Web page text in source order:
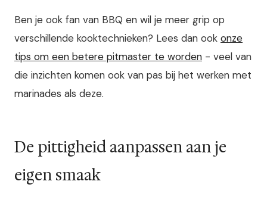
Ben je ook fan van BBQ en wil je meer grip op
verschillende kooktechnieken? Lees dan ook onze
tips om een betere pitmaster te worden - veel van
die inzichten komen ook van pas bij het werken met
marinades als deze.
De pittigheid aanpassen aan je
eigen smaak